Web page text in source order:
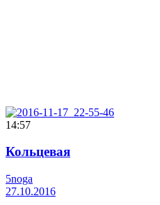
14:57
Кольцевая
5noga
27.10.2016